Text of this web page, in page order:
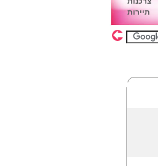
תיירות